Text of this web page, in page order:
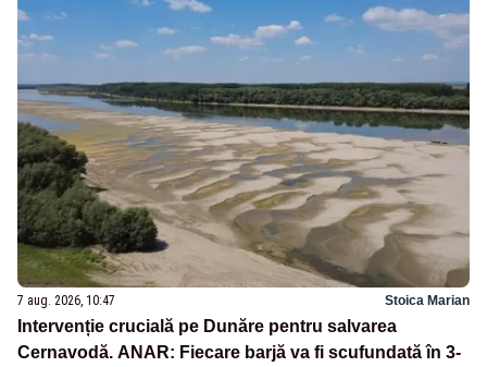
7 aug. 2026, 10:47 Stoica Marian
Intervenție crucială pe Dunăre pentru salvarea
Cernavodă. ANAR: Fiecare barjă va fi scufundată în 3-